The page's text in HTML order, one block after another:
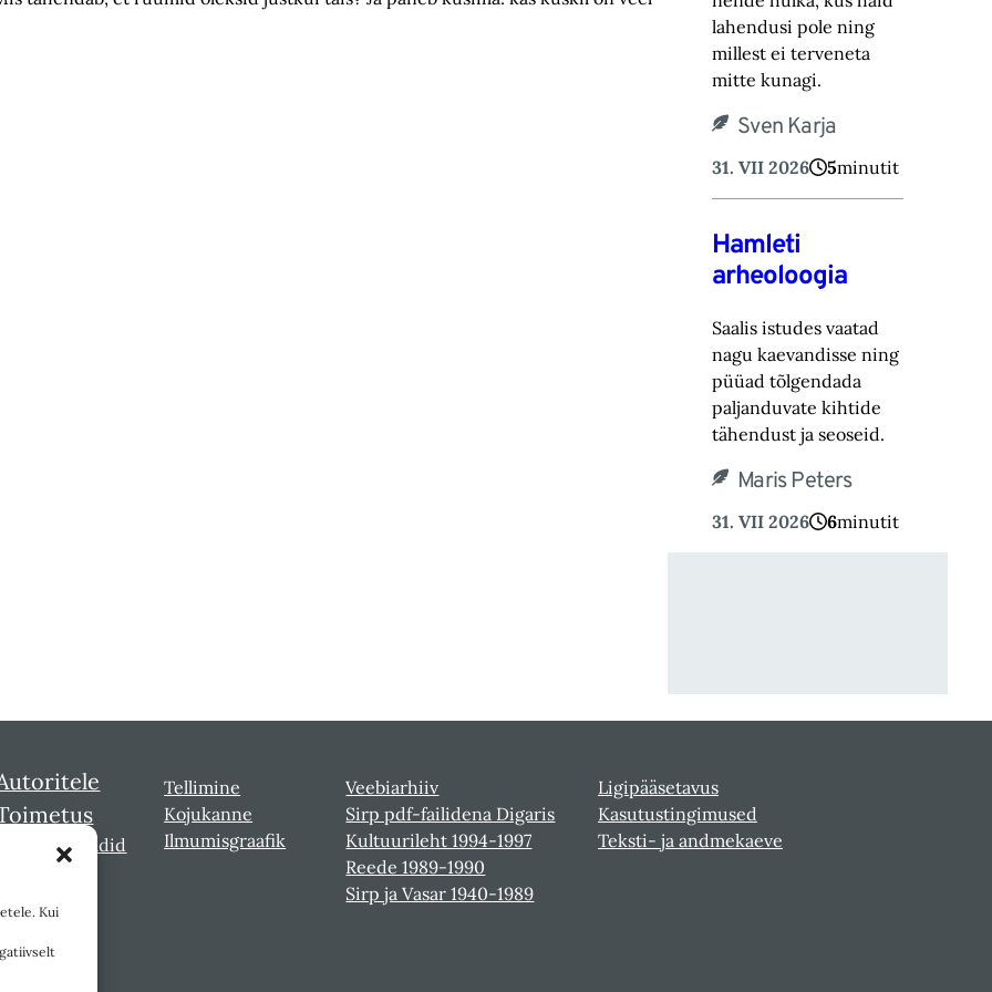
Kui
lahendusi pole ning
millest ei terveneta
mitte kunagi.
Sven Karja
31. VII 2026 5minutit
Hamleti
arheoloogia
Saalis istudes vaatad
nagu kaevandisse ning
püüad tõlgendada
paljanduvate kihtide
tähendust ja seoseid.
Maris Peters
31. VII 2026 6minutit
Sirbi laureaadid
Tellimine
Kojukanne
Ilmumisgraafik
Veebiarhiiv
Sirp pdf-failidena Digaris
Kultuurileht 1994-1997
Reede 1989-1990
Sirp ja Vasar 1940-1989
Ligipääsetavus
Kasutustingimused
Teksti- ja andmekaeve